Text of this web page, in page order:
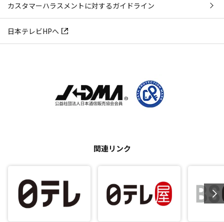
カスタマーハラスメントに対するガイドライン
日本テレビHPへ
関連リンク